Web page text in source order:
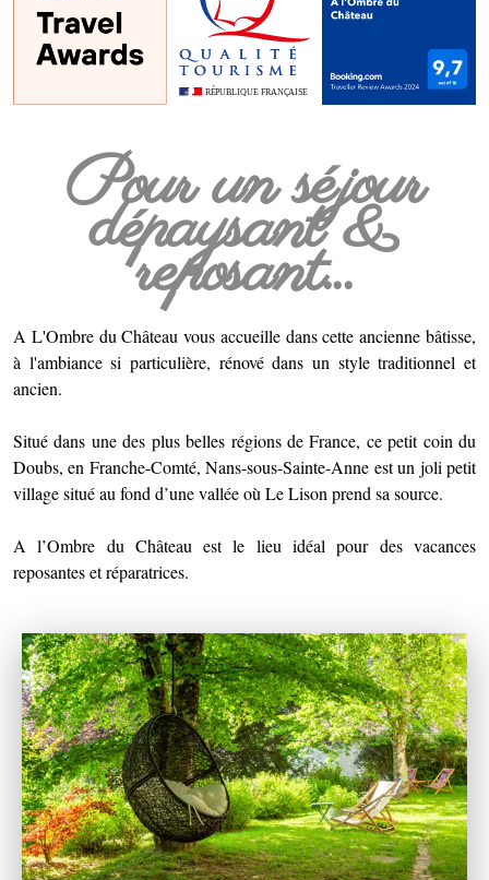
Pour un séjour
dépaysant &
reposant...
A L'Ombre du Château vous accueille dans cette ancienne bâtisse,
à l'ambiance si particulière, rénové dans un style traditionnel et
ancien.
Situé dans une des plus belles régions de France, ce petit coin du
Doubs, en Franche-Comté, Nans-sous-Sainte-Anne est un joli petit
village situé au fond d’une vallée où Le Lison prend sa source.
A l’Ombre du Château est le lieu idéal pour des vacances
reposantes et réparatrices.